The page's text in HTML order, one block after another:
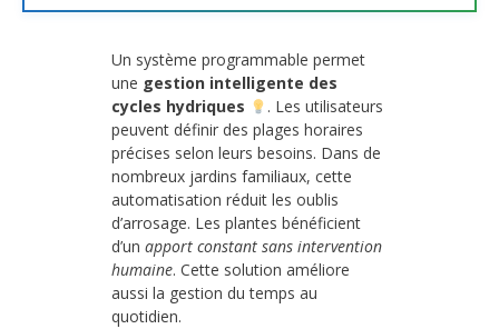
Un système programmable permet
une gestion intelligente des
cycles hydriques
. Les utilisateurs
peuvent définir des plages horaires
précises selon leurs besoins. Dans de
nombreux jardins familiaux, cette
automatisation réduit les oublis
d’arrosage. Les plantes bénéficient
d’un apport constant sans intervention
humaine. Cette solution améliore
aussi la gestion du temps au
quotidien.